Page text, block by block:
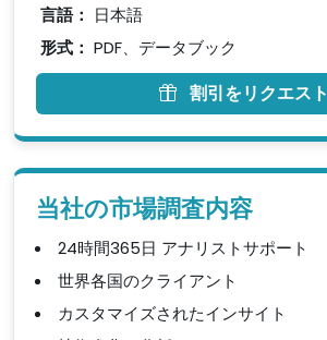
言語： 日本語
形式： PDF、データブック
割引をリクエスト
当社の市場調査内容
24時間365日 アナリストサポート
世界各国のクライアント
カスタマイズされたインサイト